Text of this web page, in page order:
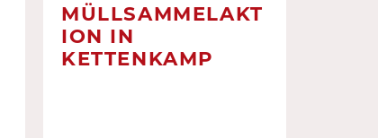
MÜLLSAMMELAKT
ION IN
KETTENKAMP